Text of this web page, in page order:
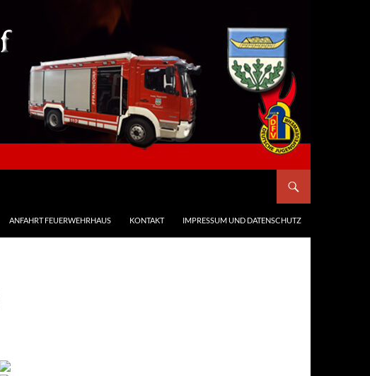
ANFAHRT FEUERWEHRHAUS KONTAKT IMPRESSUM UND DATENSCHUTZ